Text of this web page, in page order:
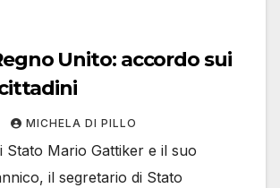
Unito: accordo sui
MICHELA DI PILLO
Stato Mario Gattiker e il suo
il segretario di Stato